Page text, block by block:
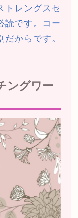
トレングスセ
読です。コー
からです。
ングワー